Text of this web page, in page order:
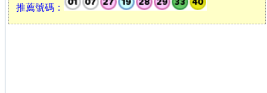
推薦號碼：